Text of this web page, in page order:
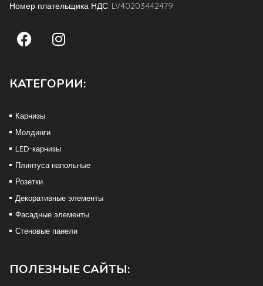
Номер плательщика НДС: LV40203442479
КАТЕГОРИИ:
Карнизы
Молдинги
LED-карнизы
Плинтуса напольные
Розетки
Декоративные элементы
Фасадные элементы
Стеновые панели
ПОЛЕЗНЫЕ САЙТЫ: